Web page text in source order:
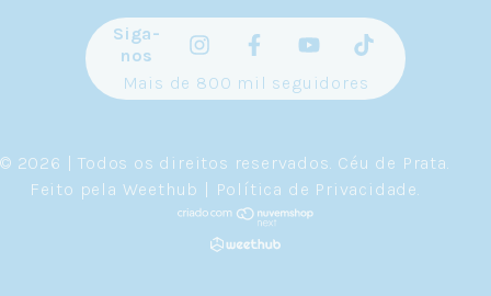
Siga-
nos
Mais de 800 mil seguidores
© 2026 | Todos os direitos reservados. Céu de Prata.
Feito pela Weethub | Política de Privacidade.